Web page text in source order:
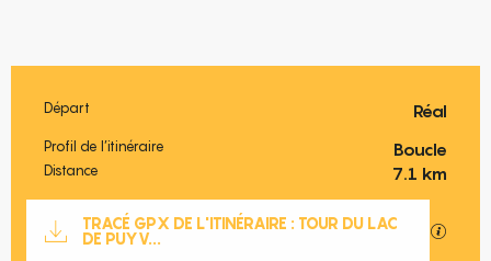
Informations pratiques
Départ Réal
Profil de l’itinéraire Boucle
Distance 7.1 km
Documentation
TRACÉ GPX DE L'ITINÉRAIRE : TOUR DU LAC
DE PUYV...